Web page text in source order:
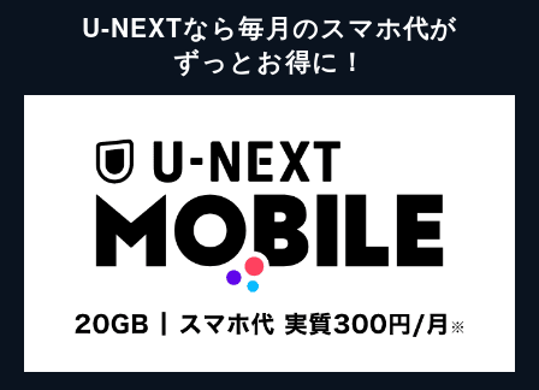
U-NEXTなら毎月のスマホ代が
ずっとお得に！